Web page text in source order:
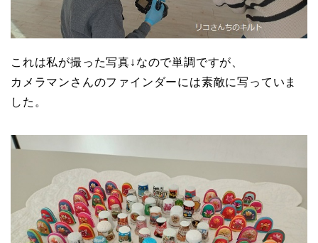
これは私が撮った写真↓なので単調ですが、
カメラマンさんのファインダーには素敵に写っていま
した。